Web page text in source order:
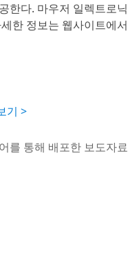
한다. 마우저 일렉트로
한 정보는 웹사이트에
기 >
를 통해 배포한 보도자